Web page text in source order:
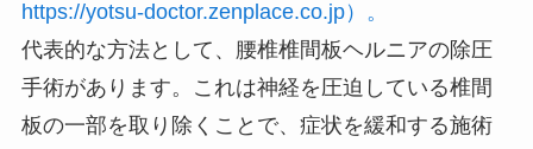
https://yotsu-doctor.zenplace.co.jp）。
代表的な方法として、腰椎椎間板ヘルニアの除圧
手術があります。これは神経を圧迫している椎間
板の一部を取り除くことで、症状を緩和する施術